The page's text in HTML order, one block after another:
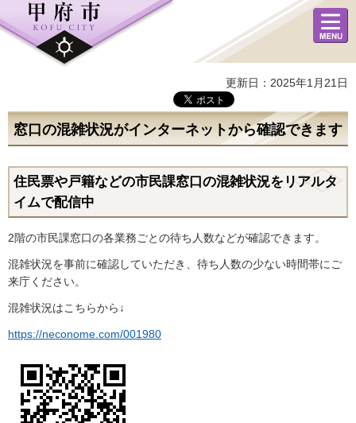
メニュ
ー
更新日：2025年1月21日
窓口の混雑状況がインターネットから確認できます
住民票や戸籍などの市民課窓口の混雑状況をリアルタ
イムで配信中
2階の市民課窓口の各業務ごとの待ち人数などが確認できます。
混雑状況を事前に確認していただき、待ち人数の少ない時間帯にご
来庁ください。
混雑状況はこちらから↓
https://neconome.com/001980